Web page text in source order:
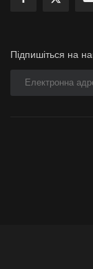
Підпишіться на